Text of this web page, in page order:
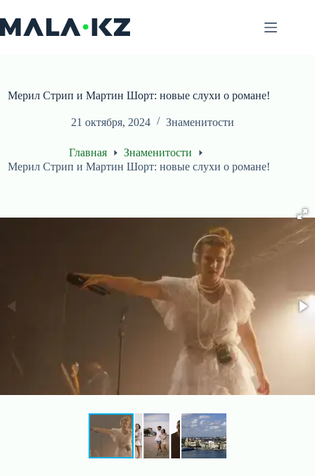
к
сути
Мерил Стрип и Мартин Шорт: новые слухи о романе!
21 октября, 2024 Знаменитости
Главная
Знаменитости
Мерил Стрип и Мартин Шорт: новые слухи о романе!